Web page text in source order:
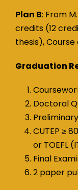
Plan B: From
credits (12
thesis),
Graduation
Doctoral
CUTEP ≥
or TOEFL
Final
2 paper